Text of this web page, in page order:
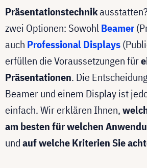
Präsentationstechnik
zwei Optionen: SowohlBeamer
auch Professional Displays
erfüllen die Voraussetzungen für
Präsentationen. Die
Beamer und einem Display ist
einfach. Wir erklären Ihnen,
am besten für welchen
undauf welche Kriterien Sie